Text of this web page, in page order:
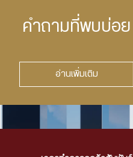
คำถามที่พบบ่อย
อ่านเพิ่มเติม